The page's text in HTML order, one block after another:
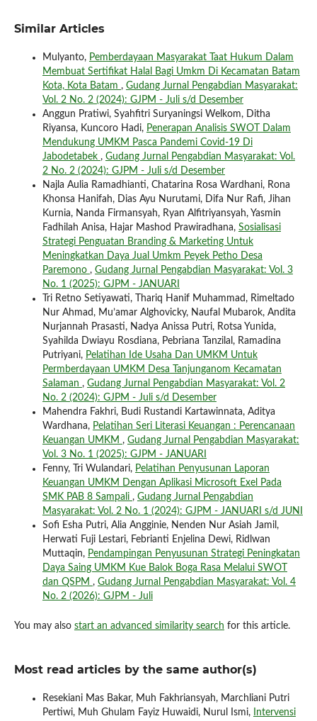
Similar Articles
Mulyanto, Pemberdayaan Masyarakat Taat Hukum Dalam
Membuat Sertifikat Halal Bagi Umkm Di Kecamatan Batam
Kota, Kota Batam , Gudang Jurnal Pengabdian Masyarakat:
Vol. 2 No. 2 (2024): GJPM - Juli s/d Desember
Anggun Pratiwi, Syahfitri Suryaningsi Welkom, Ditha
Riyansa, Kuncoro Hadi, Penerapan Analisis SWOT Dalam
Mendukung UMKM Pasca Pandemi Covid-19 Di
Jabodetabek , Gudang Jurnal Pengabdian Masyarakat: Vol.
2 No. 2 (2024): GJPM - Juli s/d Desember
Najla Aulia Ramadhianti, Chatarina Rosa Wardhani, Rona
Khonsa Hanifah, Dias Ayu Nurutami, Difa Nur Rafi, Jihan
Kurnia, Nanda Firmansyah, Ryan Alfitriyansyah, Yasmin
Fadhilah Anisa, Hajar Mashod Prawiradhana, Sosialisasi
Strategi Penguatan Branding & Marketing Untuk
Meningkatkan Daya Jual Umkm Peyek Petho Desa
Paremono , Gudang Jurnal Pengabdian Masyarakat: Vol. 3
No. 1 (2025): GJPM - JANUARI
Tri Retno Setiyawati, Thariq Hanif Muhammad, Rimeltado
Nur Ahmad, Mu’amar Alghovicky, Naufal Mubarok, Andita
Nurjannah Prasasti, Nadya Anissa Putri, Rotsa Yunida,
Syahilda Dwiayu Rosdiana, Pebriana Tanzilal, Ramadina
Putriyani, Pelatihan Ide Usaha Dan UMKM Untuk
Permberdayaan UMKM Desa Tanjunganom Kecamatan
Salaman , Gudang Jurnal Pengabdian Masyarakat: Vol. 2
No. 2 (2024): GJPM - Juli s/d Desember
Mahendra Fakhri, Budi Rustandi Kartawinnata, Aditya
Wardhana, Pelatihan Seri Literasi Keuangan : Perencanaan
Keuangan UMKM , Gudang Jurnal Pengabdian Masyarakat:
Vol. 3 No. 1 (2025): GJPM - JANUARI
Fenny, Tri Wulandari, Pelatihan Penyusunan Laporan
Keuangan UMKM Dengan Aplikasi Microsoft Exel Pada
SMK PAB 8 Sampali , Gudang Jurnal Pengabdian
Masyarakat: Vol. 2 No. 1 (2024): GJPM - JANUARI s/d JUNI
Sofi Esha Putri, Alia Angginie, Nenden Nur Asiah Jamil,
Herwati Fuji Lestari, Febrianti Enjelina Dewi, Ridlwan
Muttaqin, Pendampingan Penyusunan Strategi Peningkatan
Daya Saing UMKM Kue Balok Boga Rasa Melalui SWOT
dan QSPM , Gudang Jurnal Pengabdian Masyarakat: Vol. 4
No. 2 (2026): GJPM - Juli
You may also start an advanced similarity search for this article.
Most read articles by the same author(s)
Resekiani Mas Bakar, Muh Fakhriansyah, Marchliani Putri
Pertiwi, Muh Ghulam Fayiz Huwaidi, Nurul Ismi,
Intervensi